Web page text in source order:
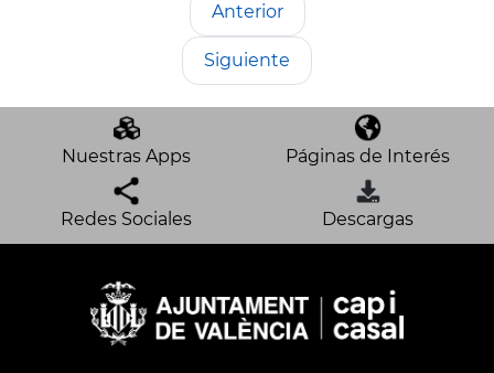
Anterior
Siguiente
Nuestras Apps Páginas de Interés
Redes Sociales Descargas